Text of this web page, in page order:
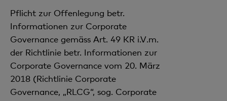
Pflicht zur Offenlegung betr.
Informationen zur Corporate
Governance gemäss Art. 49 KR i.V.m.
der Richtlinie betr. Informationen zur
Corporate Governance vom 20. März
2018 (Richtlinie Corporate
Governance, „RLCG“, sog. Corporate